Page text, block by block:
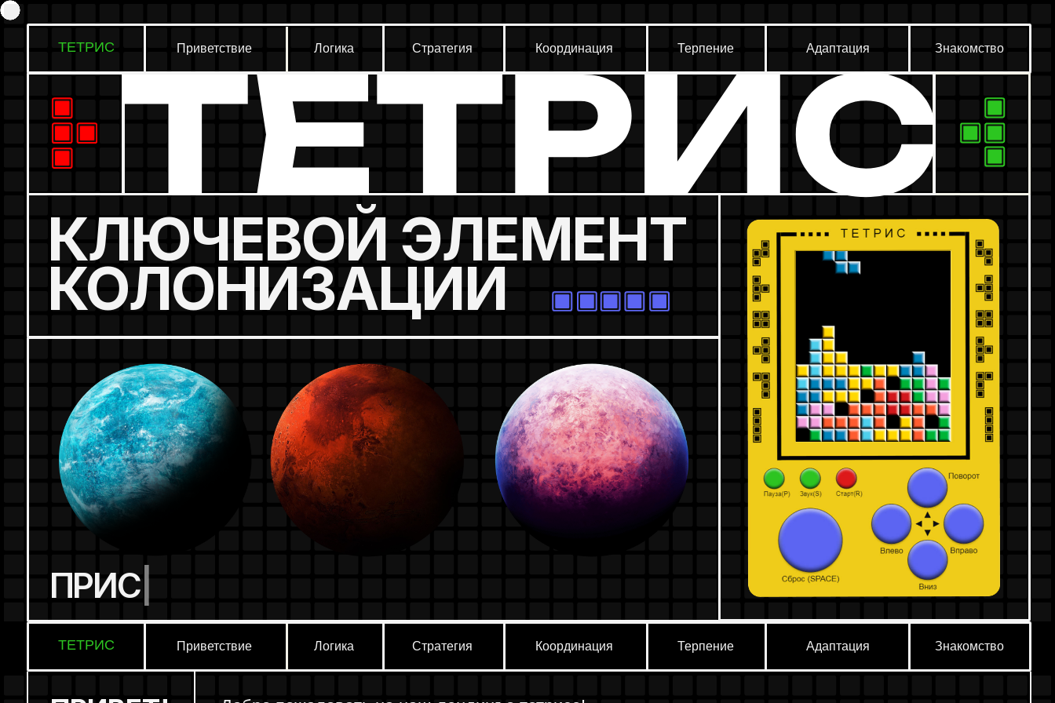
КЛЮЧЕВОЙ ЭЛЕМЕНТ
КОЛОНИЗАЦИИ
ПРИСТЕГИВАЙТ |
ТЕТРИС Приветствие Логика Стратегия Координация Знакомство
Терпение Адаптация
ТЕТРИС Знакомство
ПРИВЕТ!
Мы хотим поделиться с вами удивительной историей этой классической игры и рассказать,
почему она может стать неотъемлемым элементом успешной колонизации другой планеты.
ЛОГИКА